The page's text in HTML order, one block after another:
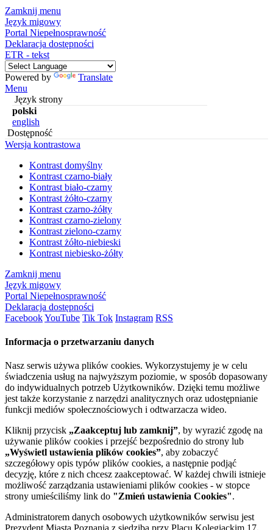
Zamknij menu
Język migowy
Portal Niepełnosprawność
Deklaracja dostępności
ETR - tekst
Powered by
Translate
Menu
Język strony
polski
english
Dostępność
Wersja kontrastowa
Kontrast domyślny
Kontrast czarno-biały
Kontrast biało-czarny
Kontrast żółto-czarny
Kontrast czarno-żółty
Kontrast czarno-zielony
Kontrast zielono-czarny
Kontrast żółto-niebieski
Kontrast niebiesko-żółty
Zamknij menu
Język migowy
Portal Niepełnosprawność
Deklaracja dostępności
FacebookYouTube Tik Tok Instagram RSS
Informacja o przetwarzaniu danych
Nasz serwis używa plików cookies. Wykorzystujemy je w celu
świadczenia usług na najwyższym poziomie, w sposób dopasowany
do indywidualnych potrzeb Użytkowników. Dzięki temu możliwe
jest także korzystanie z narzędzi analitycznych oraz udostępnianie
funkcji mediów społecznościowych i odtwarzacza wideo.
Kliknij przycisk „Zaakceptuj lub zamknij”, by wyrazić zgodę na
używanie plików cookies i przejść bezpośrednio do strony lub
„Wyświetl ustawienia plików cookies”, aby zobaczyć
szczegółowy opis typów plików cookies, a następnie podjąć
decyzję, które z nich chcesz zaakceptować. W każdej chwili istnieje
możliwość zarządzania ustawieniami plików cookies - w stopce
strony umieściliśmy link do "Zmień ustawienia Cookies".
Administratorem danych osobowych użytkowników serwisu jest